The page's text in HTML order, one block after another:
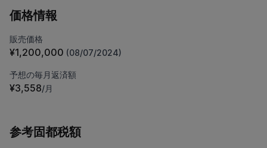
価格情報
販売価格
¥1,200,000 (08/07/2024)
予想の毎月返済額
¥3,558/月
参考固都税額